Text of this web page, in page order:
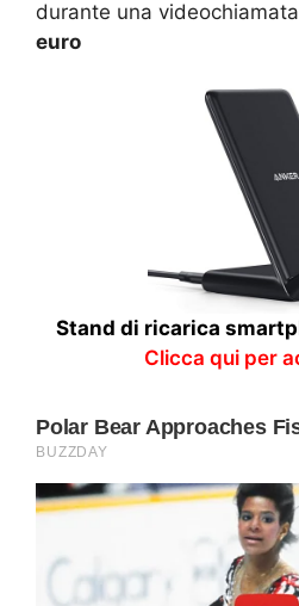
durante una
euro
Stand di ricarica
Clicca qui per